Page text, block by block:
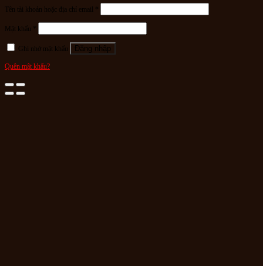
Tên tài khoản hoặc địa chỉ email *
Mật khẩu *
Ghi nhớ mật khẩu Đăng nhập
Quên mật khẩu?